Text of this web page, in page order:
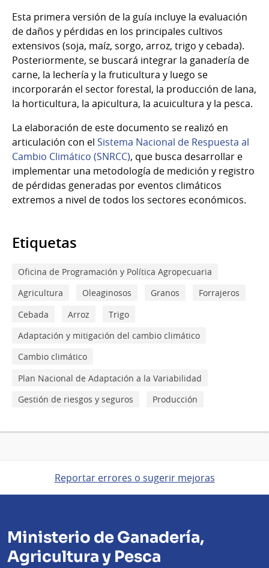
Esta primera versión de la guía incluye la evaluación
de daños y pérdidas en los principales cultivos
extensivos (soja, maíz, sorgo, arroz, trigo y cebada).
Posteriormente, se buscará integrar la ganadería de
carne, la lechería y la fruticultura y luego se
incorporarán el sector forestal, la producción de lana,
la horticultura, la apicultura, la acuicultura y la pesca.
La elaboración de este documento se realizó en
articulación con el Sistema Nacional de Respuesta al
Cambio Climático (SNRCC), que busca desarrollar e
implementar una metodología de medición y registro
de pérdidas generadas por eventos climáticos
extremos a nivel de todos los sectores económicos.
Etiquetas
Oficina de Programación y Política Agropecuaria
Agricultura
Oleaginosos Granos
Forrajeros
Cebada
Arroz
Trigo
Adaptación y mitigación del cambio climático
Cambio climático
Plan Nacional de Adaptación a la Variabilidad
Gestión de riesgos y seguros
Producción
Reportar errores o sugerir mejoras
Ministerio de Ganadería,
Agricultura y Pesca